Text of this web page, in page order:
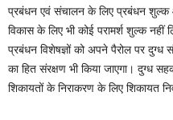
प्रबंधन एवं संचालन के लिए प्रबंधन
विकास के लिए भी कोई परामर्श शुल्क
प्रबंधन विशेषज्ञों को अपने पैरोल पर दुग्ध
का हित संरक्षण भी किया जाएगा। दुग्ध
शिकायतों के निराकरण के लिए शिकायत